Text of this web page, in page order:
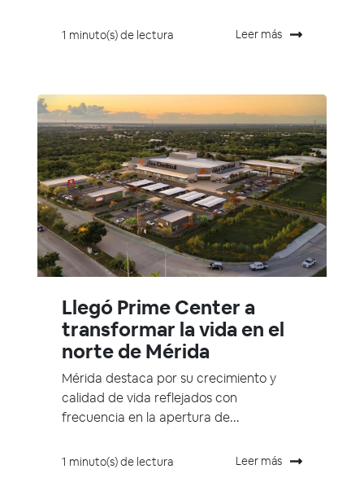
1 minuto(s) de lectura Leer más
Llegó Prime Center a
transformar la vida en el
norte de Mérida
Mérida destaca por su crecimiento y
calidad de vida reflejados con
frecuencia en la apertura de...
1 minuto(s) de lectura Leer más